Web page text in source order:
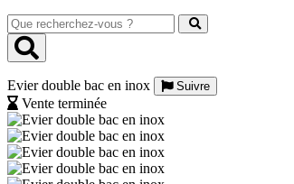
Que
recherchez-
vous
Evier double bac en inox
Suivre
Vente terminée